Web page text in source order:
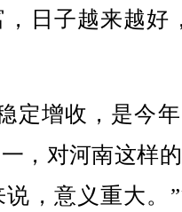
日子越来越好
增收，是今年
，对河南这样
，意义重大。